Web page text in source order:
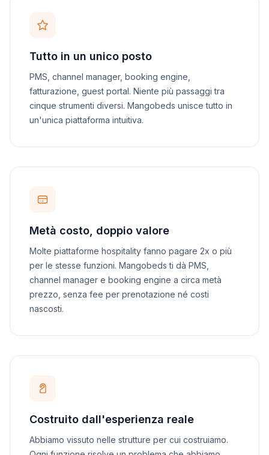
Tutto in un unico posto
PMS, channel manager, booking engine,
fatturazione, guest portal. Niente più passaggi tra
cinque strumenti diversi. Mangobeds unisce tutto in
un'unica piattaforma intuitiva.
Metà costo, doppio valore
Molte piattaforme hospitality fanno pagare 2x o più
per le stesse funzioni. Mangobeds ti dà PMS,
channel manager e booking engine a circa metà
prezzo, senza fee per prenotazione né costi
nascosti.
Costruito dall'esperienza reale
Abbiamo vissuto nelle strutture per cui costruiamo.